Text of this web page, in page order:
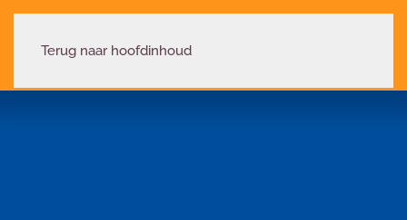
Terug naar hoofdinhoud